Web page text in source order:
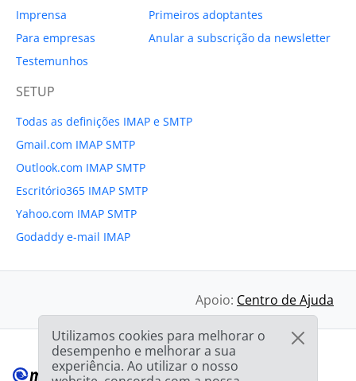
Imprensa
Para empresas
Testemunhos
Primeiros adoptantes
Anular a subscrição da newsletter
SETUP
Todas as definições IMAP e SMTP
Gmail.com IMAP SMTP
Outlook.com IMAP SMTP
Escritório365 IMAP SMTP
Yahoo.com IMAP SMTP
Godaddy e-mail IMAP
Apoio: Centro de Ajuda
Utilizamos cookies para melhorar o
desempenho e melhorar a sua
experiência. Ao utilizar o nosso